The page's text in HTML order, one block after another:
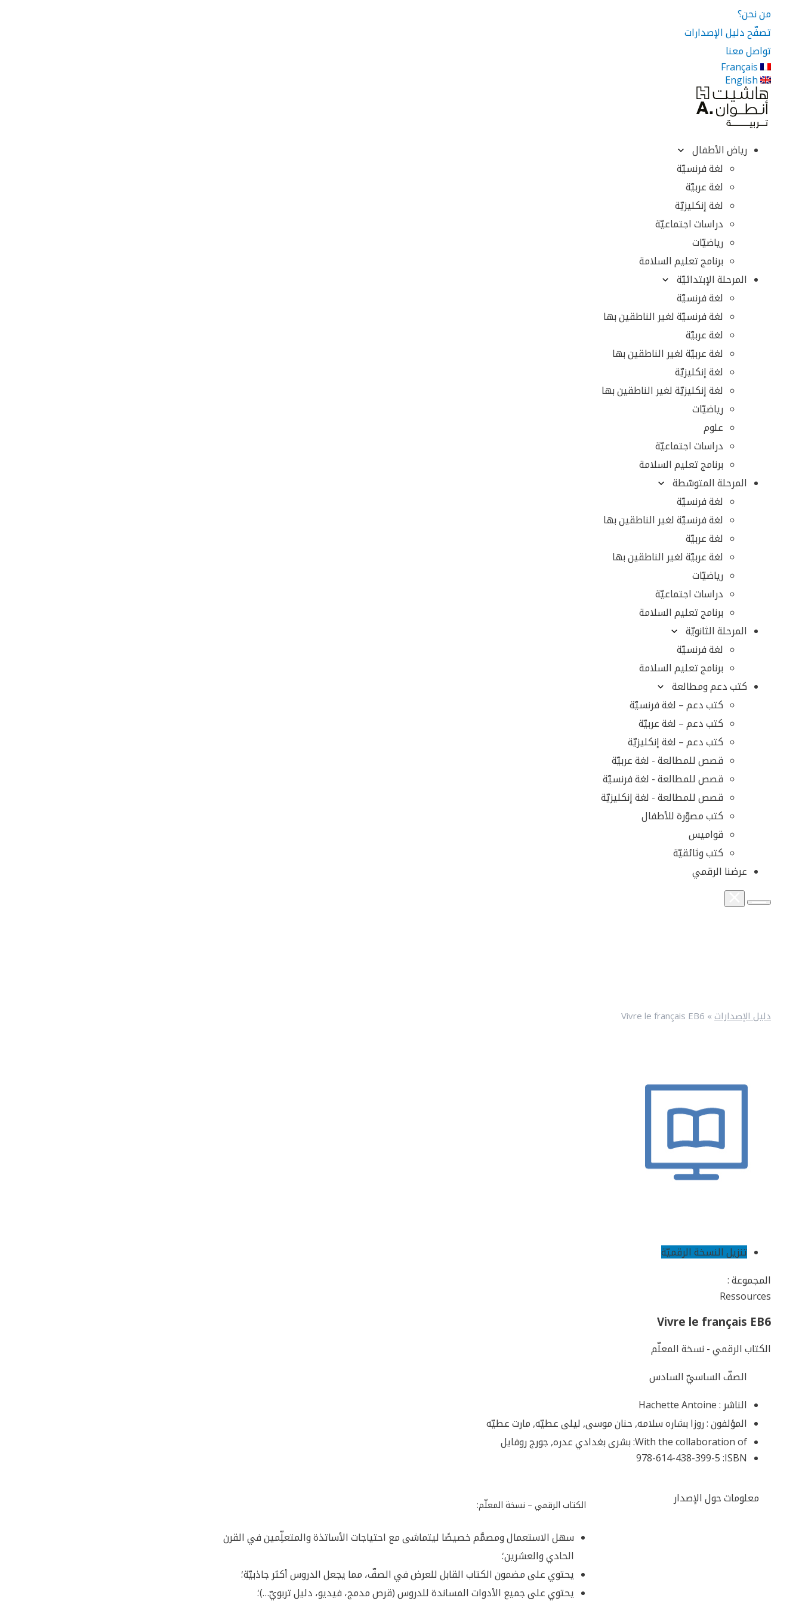
من نحن؟
تصفّح دليل الإصدارات
تواصل معنا
Français
English
رياض الأطفال
لغة فرنسيّة
لغة عربيّة
لغة إنكليزيّة
دراسات اجتماعيّة
رياضيّات
برنامج تعليم السلامة
المرحلة الإبتدائيّة
لغة فرنسيّة
لغة فرنسيّة لغير الناطقين بها
لغة عربيّة
لغة عربيّة لغير الناطقين بها
لغة إنكليزيّة
لغة إنكليزيّة لغير الناطقين بها
رياضيّات
علوم
دراسات اجتماعيّة
برنامج تعليم السلامة
المرحلة المتوسّطة
لغة فرنسيّة
لغة فرنسيّة لغير الناطقين بها
لغة عربيّة
لغة عربيّة لغير الناطقين بها
رياضيّات
دراسات اجتماعيّة
برنامج تعليم السلامة
المرحلة الثانويّة
لغة فرنسيّة
برنامج تعليم السلامة
كتب دعم ومطالعة
كتب دعم – لغة فرنسيّة
كتب دعم – لغة عربيّة
كتب دعم – لغة إنكليزيّة
قصص للمطالعة - لغة عربيّة
قصص للمطالعة - لغة فرنسيّة
قصص للمطالعة - لغة إنكليزيّة
كتب مصوّرة للأطفال
قواميس
كتب وثائقيّة
عرضنا الرقمي
دليل الإصدارات »
Vivre le français EB6
تنزيل النسخة الرقميّة
المجموعة :
Ressources
Vivre le français EB6
الكتاب الرقمي - نسخة المعلّم
الصفّ الساسيّ السادس
الناشر : Hachette Antoine
المؤلفون : روزا بشاره سلامه, حنان موسى, ليلى عطيّه, مارت عطيّه
With the collaboration of: بشرى بغدادي عدره, جورج روفايل
ISBN:
978-614-438-399-5
معلومات حول الإصدار
الكتاب الرقمي – نسخة المعلّم:
سهل الاستعمال ومصمَّم خصيصًا ليتماشى مع احتياجات الأساتذة والمتعلِّمين في القرن
الحادي والعشرين؛
يحتوي على مضمون الكتاب القابل للعرض في الصفّ، مما يجعل الدروس أكثر جاذبيّة؛
يحتوي على جميع الأدوات المساندة للدروس (قرص مدمج، فيديو، دليل تربويّ…)؛